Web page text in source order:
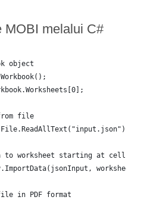
MOBI melalui C#
object
file
to worksheet starting at cell A1
in PDF format